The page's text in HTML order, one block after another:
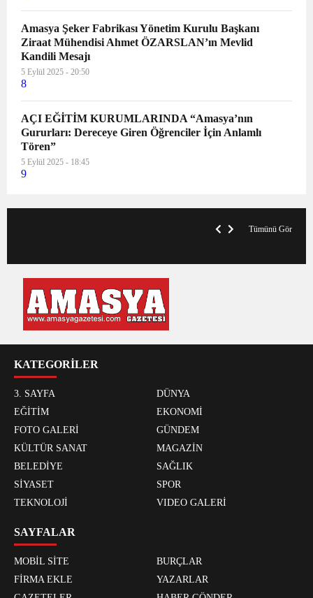
Amasya Şeker Fabrikası Yönetim Kurulu Başkanı
Ziraat Mühendisi Ahmet ÖZARSLAN’ın Mevlid
Kandili Mesajı
5 Eylül 2025 - 20:50
8
AÇI EĞİTİM KURUMLARINDA “Amasya’nın
Gururları: Dereceye Giren Öğrenciler İçin Anlamlı
Tören”
5 Eylül 2025 - 18:45
9
Tümünü Gör
KATEGORİLER
3. SAYFA
DÜNYA
EĞİTİM
EKONOMİ
FOTO GALERİ
GÜNDEM
KÜLTÜR SANAT
MAGAZİN
BELEDİYE
SAĞLIK
SİYASET
SPOR
TEKNOLOJİ
VIDEO GALERİ
SAYFALAR
MOBİL SİTE
BURÇLAR
FİRMA EKLE
YAZARLAR